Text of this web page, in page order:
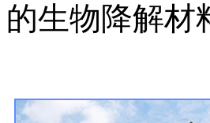
的生物降解材